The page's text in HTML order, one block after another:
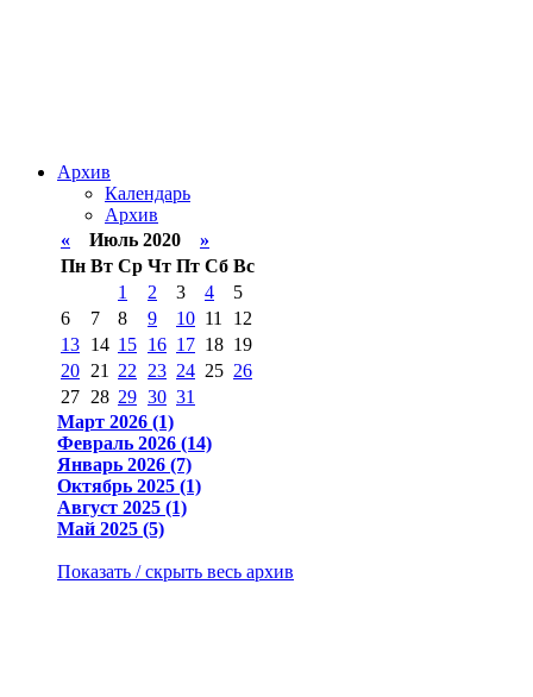
Архив
Календарь
Архив
« Июль 2020 »
Пн Вт Ср Чт Пт Сб Вс
1
2 3 4
5
6
7 8 9 10 11
12
13 14 15 16 17 18 19
20 21 22 23 24 25 26
27 28 29 30 31
Март 2026 (1)
Февраль 2026 (14)
Январь 2026 (7)
Октябрь 2025 (1)
Август 2025 (1)
Май 2025 (5)
Показать / скрыть весь архив